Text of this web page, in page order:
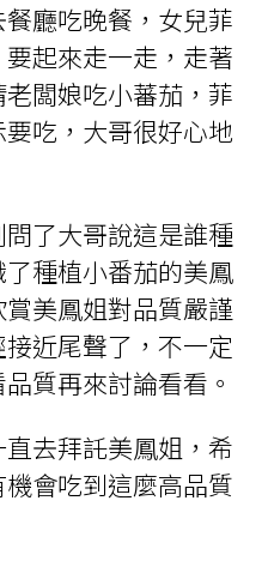
廳吃晚餐，女兒菲
起來走一走，走著
闆娘吃小蕃茄，菲
吃，大哥很好心地
了大哥說這是誰種
種植小番茄的美鳳
美鳳姐對品質嚴謹
近尾聲了，不一定
質再來討論看看。
去拜託美鳳姐，希
會吃到這麼高品質